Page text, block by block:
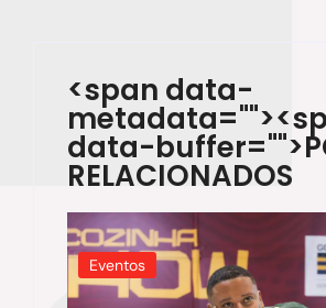
<span data-
metadata="
data-buffer="
RELACIONADOS
Eventos